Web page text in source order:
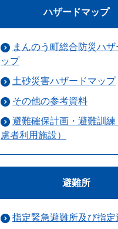
ハザードマップ
まんのう町総合防災ハザ
ップ
土砂災害ハザードマップ
その他の参考資料
避難確保計画・避難訓練
慮者利用施設）
避難所
指定緊急避難所及び指定